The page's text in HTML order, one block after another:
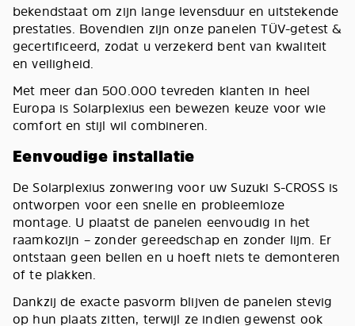
bekendstaat om zijn lange levensduur en uitstekende
prestaties. Bovendien zijn onze panelen TÜV-getest &
gecertificeerd, zodat u verzekerd bent van kwaliteit
en veiligheid.
Met meer dan 500.000 tevreden klanten in heel
Europa is Solarplexius een bewezen keuze voor wie
comfort en stijl wil combineren.
Eenvoudige installatie
De Solarplexius zonwering voor uw Suzuki S-CROSS is
ontworpen voor een snelle en probleemloze
montage. U plaatst de panelen eenvoudig in het
raamkozijn – zonder gereedschap en zonder lijm. Er
ontstaan geen bellen en u hoeft niets te demonteren
of te plakken.
Dankzij de exacte pasvorm blijven de panelen stevig
op hun plaats zitten, terwijl ze indien gewenst ook